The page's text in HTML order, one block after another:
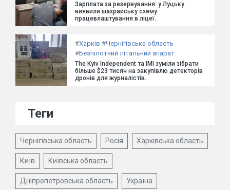
Зарплата за резервування: у Луцьку
виявили шахрайську схему
працевлаштування в ліцеї.
#Харків #Чернігівська область
#Безпілотний літальний апарат
The Kyiv Independent та ІМІ зуміли зібрати
більше $23 тисяч на закупівлю детекторів
дронів для журналістів.
Теги
Чернігівська область Росія Харківська область
Київ Київська область
Дніпропетровська область Україна